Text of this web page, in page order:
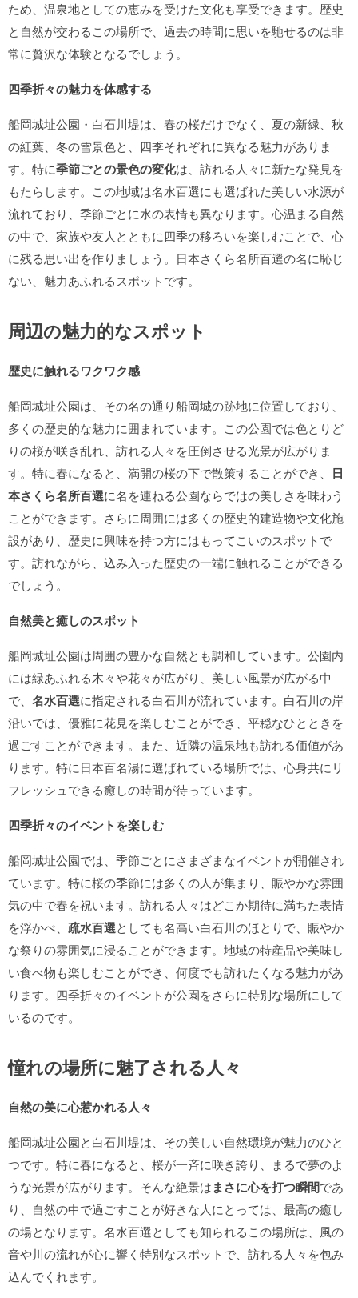
ため、温泉地としての恵みを受けた文化も享受できます。歴史
と自然が交わるこの場所で、過去の時間に思いを馳せるのは非
常に贅沢な体験となるでしょう。
四季折々の魅力を体感する
船岡城址公園・白石川堤は、春の桜だけでなく、夏の新緑、秋
の紅葉、冬の雪景色と、四季それぞれに異なる魅力がありま
す。特に季節ごとの景色の変化は、訪れる人々に新たな発見を
もたらします。この地域は名水百選にも選ばれた美しい水源が
流れており、季節ごとに水の表情も異なります。心温まる自然
の中で、家族や友人とともに四季の移ろいを楽しむことで、心
に残る思い出を作りましょう。日本さくら名所百選の名に恥じ
ない、魅力あふれるスポットです。
周辺の魅力的なスポット
歴史に触れるワクワク感
船岡城址公園は、その名の通り船岡城の跡地に位置しており、
多くの歴史的な魅力に囲まれています。この公園では色とりど
りの桜が咲き乱れ、訪れる人々を圧倒させる光景が広がりま
す。特に春になると、満開の桜の下で散策することができ、 日
本さくら名所百選に名を連ねる公園ならではの美しさを味わう
ことができます。さらに周囲には多くの歴史的建造物や文化施
設があり、歴史に興味を持つ方にはもってこいのスポットで
す。訪れながら、込み入った歴史の一端に触れることができる
でしょう。
自然美と癒しのスポット
船岡城址公園は周囲の豊かな自然とも調和しています。公園内
には緑あふれる木々や花々が広がり、美しい風景が広がる中
で、 名水百選に指定される白石川が流れています。白石川の岸
沿いでは、優雅に花見を楽しむことができ、平穏なひとときを
過ごすことができます。また、近隣の温泉地も訪れる価値があ
ります。特に日本百名湯に選ばれている場所では、心身共にリ
フレッシュできる癒しの時間が待っています。
四季折々のイベントを楽しむ
船岡城址公園では、季節ごとにさまざまなイベントが開催され
ています。特に桜の季節には多くの人が集まり、賑やかな雰囲
気の中で春を祝います。訪れる人々はどこか期待に満ちた表情
を浮かべ、 疏水百選としても名高い白石川のほとりで、賑やか
な祭りの雰囲気に浸ることができます。地域の特産品や美味し
い食べ物も楽しむことができ、何度でも訪れたくなる魅力があ
ります。四季折々のイベントが公園をさらに特別な場所にして
いるのです。
憧れの場所に魅了される人々
自然の美に心惹かれる人々
船岡城址公園と白石川堤は、その美しい自然環境が魅力のひと
つです。特に春になると、桜が一斉に咲き誇り、まるで夢のよ
うな光景が広がります。そんな絶景はまさに心を打つ瞬間であ
り、自然の中で過ごすことが好きな人にとっては、最高の癒し
の場となります。名水百選としても知られるこの場所は、風の
音や川の流れが心に響く特別なスポットで、訪れる人々を包み
込んでくれます。